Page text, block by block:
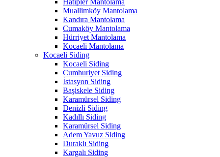
Hatipler Mantolama
Muallimköy Mantolama
Kandıra Mantolama
Cumaköy Mantolama
Hürriyet Mantolama
Kocaeli Mantolama
Kocaeli Siding
Kocaeli Siding
Cumhuriyet Siding
İstasyon Siding
Başiskele Siding
Karamürsel Siding
Denizli Siding
Kadıllı Siding
Karamürsel Siding
Adem Yavuz Siding
Duraklı Siding
Kargalı Siding